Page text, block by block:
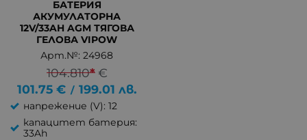
БАТЕРИЯ
АКУМУЛАТОРНА
12V/33AH AGM ТЯГОВА
ГЕЛОВА VIPOW
Арт.№: 24968
104.810* €
101.75 € / 199.01 лв.
напрежение (V): 12
капацитет батерия:
33Ah